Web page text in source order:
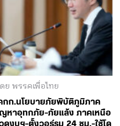
ย พรรคเพื่อไทย
กก.นโยบายภัยพิบัติภูมิภาค
หาอุทกภัย-ภัยแล้ง ภาคเหนือ
งบฯ-ตั้งวอร์รูม 24 ชม.-ใช้โด